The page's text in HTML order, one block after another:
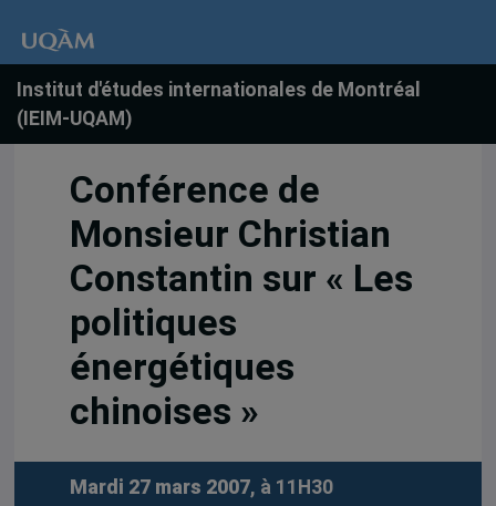
Institut d'études internationales de Montréal
(IEIM-UQAM)
Conférence de
Monsieur Christian
Constantin sur « Les
politiques
énergétiques
chinoises »
Mardi 27 mars 2007, à 11H30